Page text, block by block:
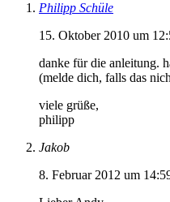
Philipp Schüle
15. Oktober 2010 um
danke für die anleitung.
(melde dich, falls das
viele grüße,
philipp
Jakob
8. Februar 2012 um